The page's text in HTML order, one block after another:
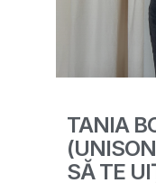
TANIA
SĂ TE